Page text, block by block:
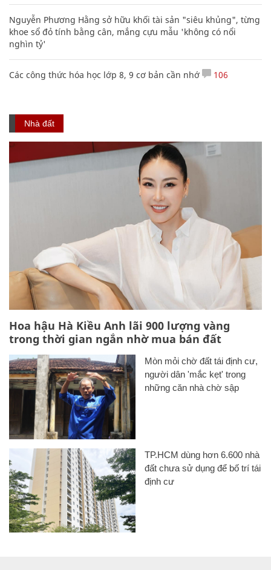
Nguyễn Phương Hằng sở hữu khối tài sản "siêu khủng", từng
khoe sổ đỏ tính bằng cân, mắng cựu mẫu 'không có nổi
nghìn tỷ'
Các công thức hóa học lớp 8, 9 cơ bản cần nhớ 106
Nhà đất
Hoa hậu Hà Kiều Anh lãi 900 lượng vàng
trong thời gian ngắn nhờ mua bán đất
Mòn mỏi chờ đất tái định cư,
người dân 'mắc kẹt' trong
những căn nhà chờ sập
TP.HCM dùng hơn 6.600 nhà
đất chưa sử dụng để bố trí tái
định cư